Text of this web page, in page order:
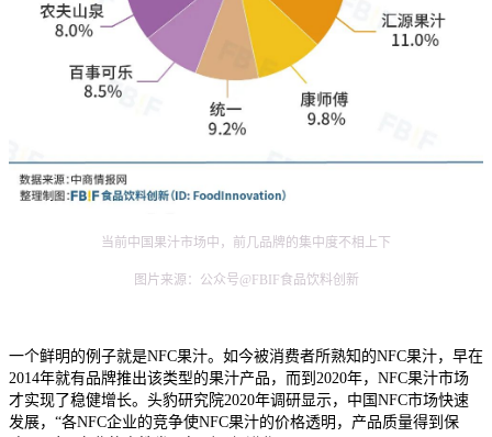
当前中国果汁市场中，前几品牌的集中度不相上下
图片来源：公众号@FBIF食品饮料创新
一个鲜明的例子就是NFC果汁。如今被消费者所熟知的NFC果汁，早在
2014年就有品牌推出该类型的果汁产品，而到2020年，NFC果汁市场
才实现了稳健增长。头豹研究院2020年调研显示，中国NFC市场快速
发展，“各NFC企业的竞争使NFC果汁的价格透明，产品质量得到保